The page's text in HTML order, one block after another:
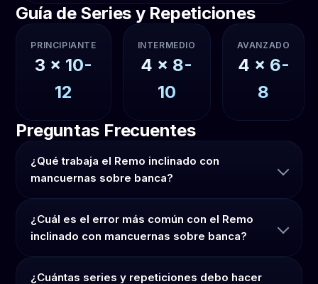
Guía de Series y Repeticiones
PRINCIPIANTE
3 x 10-
12
INTERMEDIO
4 x 8-
10
AVANZADO
4 x 6-
8
Preguntas Frecuentes
¿Qué trabaja el Remo inclinado con
mancuernas sobre banca?
¿Cuál es el error más común con el Remo
inclinado con mancuernas sobre banca?
¿Cuántas series y repeticiones debo hacer